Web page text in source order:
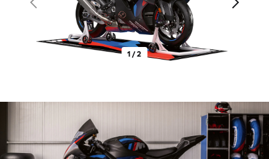
1 / 2